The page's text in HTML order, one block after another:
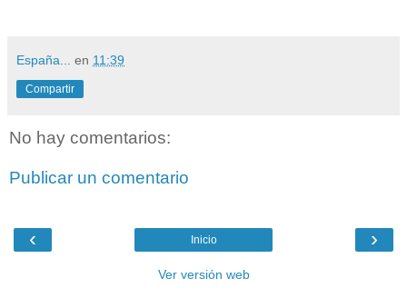
España... en 11:39
Compartir
No hay comentarios:
Publicar un comentario
‹ ›
Inicio
Ver versión web